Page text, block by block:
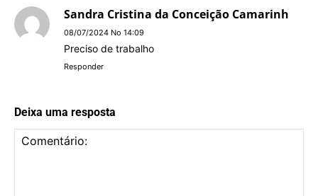
Sandra Cristina da Conceição Camarinh
08/07/2024 No 14:09
Preciso de trabalho
Responder
Deixa uma resposta